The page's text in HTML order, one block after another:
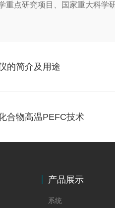
重点研究项目、国家重大科
的简介及用途
合物高温PEFC技术
产品展示
系统